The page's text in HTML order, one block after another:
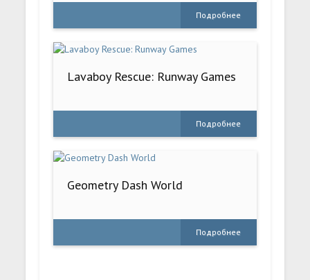
Подробнее
Lavaboy Rescue: Runway Games
Подробнее
Geometry Dash World
Подробнее